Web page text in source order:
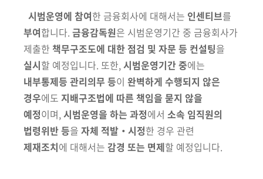
시범운영에 참여한 금융회사에 대해서는 인센티브를
부여합니다. 금융감독원은 시범운영기간 중 금융회사가
제출한 책무구조도에 대한 점검 및 자문 등 컨설팅을
실시할 예정입니다. 또한, 시범운영기간 중에는
내부통제등 관리의무 등이 완벽하게 수행되지 않은
경우에도 지배구조법에 따른 책임을 묻지 않을
예정이며, 시범운영을 하는 과정에서 소속 임직원의
법령위반 등을 자체 적발‧시정한 경우 관련
제재조치에 대해서는 감경 또는 면제할 예정입니다.